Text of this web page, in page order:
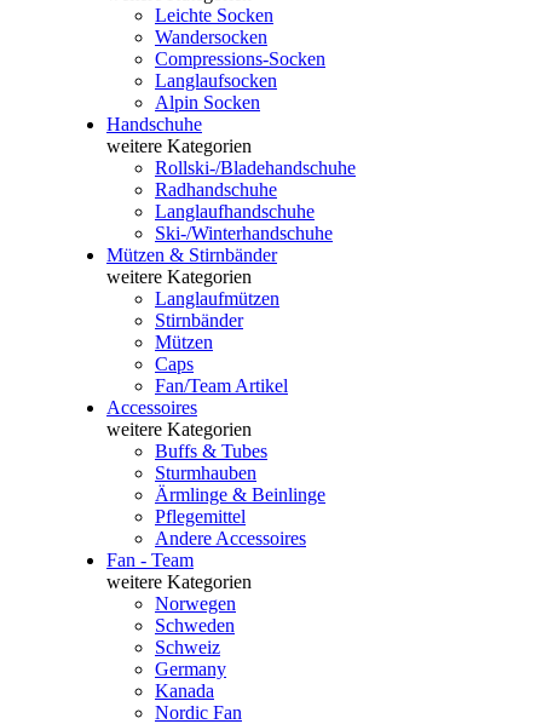
Leichte Socken
Wandersocken
Compressions-Socken
Langlaufsocken
Alpin Socken
Handschuhe
weitere Kategorien
Rollski-/Bladehandschuhe
Radhandschuhe
Langlaufhandschuhe
Ski-/Winterhandschuhe
Mützen & Stirnbänder
weitere Kategorien
Langlaufmützen
Stirnbänder
Mützen
Caps
Fan/Team Artikel
Accessoires
weitere Kategorien
Buffs & Tubes
Sturmhauben
Ärmlinge & Beinlinge
Pflegemittel
Andere Accessoires
Fan - Team
weitere Kategorien
Norwegen
Schweden
Schweiz
Germany
Kanada
Nordic Fan